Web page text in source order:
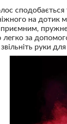
на дотик
пружне
за
руки